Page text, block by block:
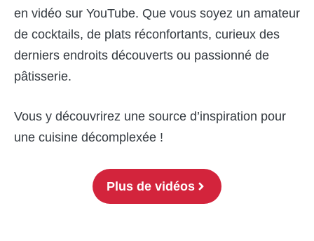
en vidéo sur YouTube. Que vous soyez un amateur
de cocktails, de plats réconfortants, curieux des
derniers endroits découverts ou passionné de
pâtisserie.
Vous y découvrirez une source d’inspiration pour
une cuisine décomplexée !
Plus de vidéos